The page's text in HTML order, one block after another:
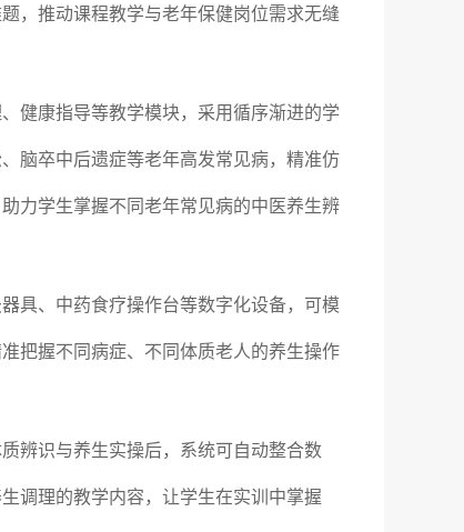
，推动课程教学与老年保健岗位需求无缝
健康指导等教学模块，采用循序渐进的学
脑卒中后遗症等老年高发常见病，精准仿
力学生掌握不同老年常见病的中医养生辨
具、中药食疗操作台等数字化设备，可模
把握不同病症、不同体质老人的养生操作
辨识与养生实操后，系统可自动整合数
调理的教学内容，让学生在实训中掌握